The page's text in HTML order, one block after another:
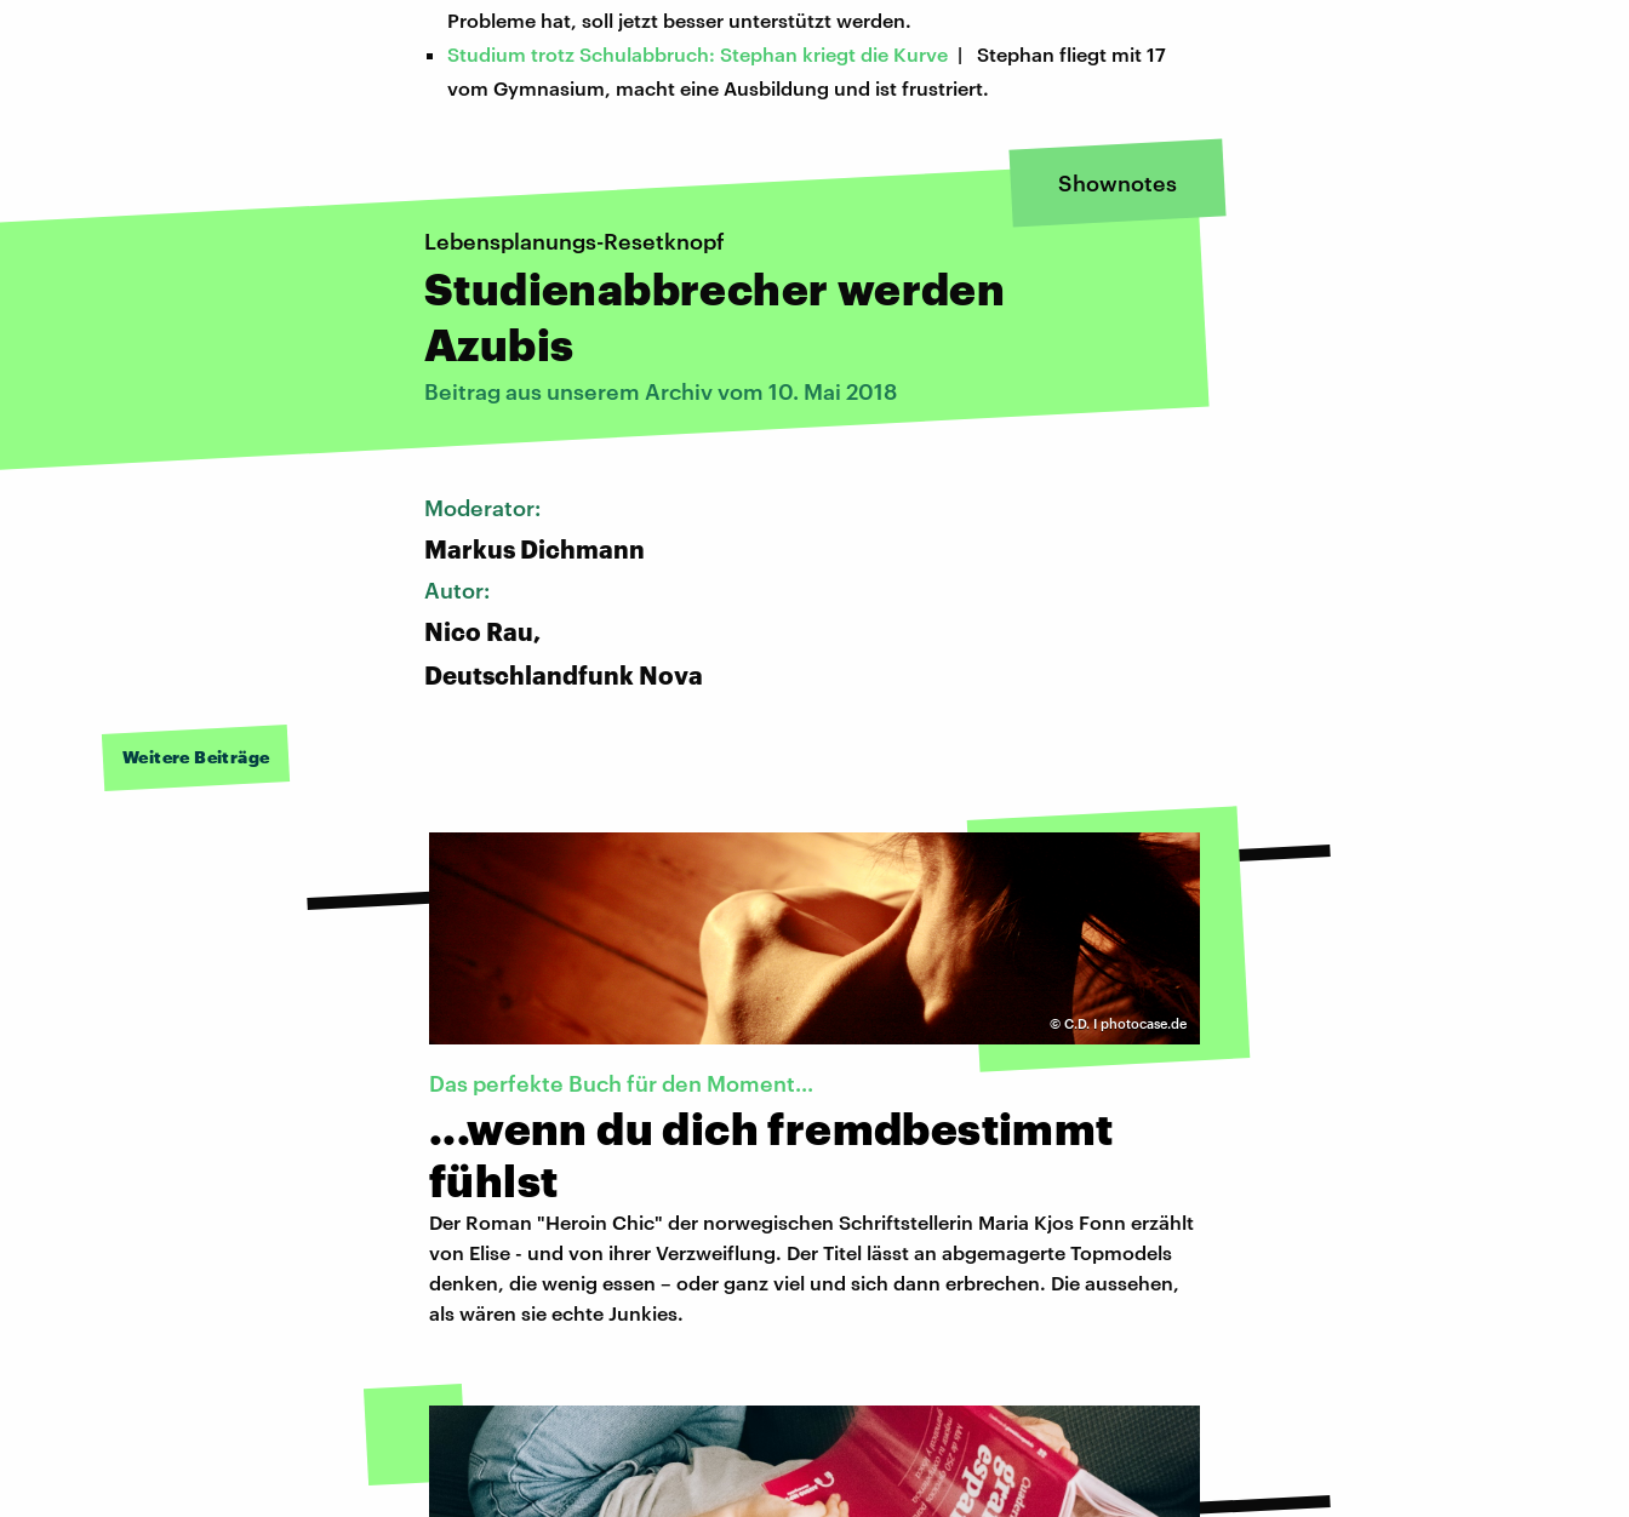
Probleme hat, soll jetzt besser unterstützt werden.
Studium trotz Schulabbruch: Stephan kriegt die Kurve | Stephan fliegt mit 17
vom Gymnasium, macht eine Ausbildung und ist frustriert.
Shownotes
Lebensplanungs-Resetknopf
Studienabbrecher werden
Azubis
Beitrag aus unserem Archiv vom 10. Mai 2018
Moderator:
Markus Dichmann
Autor:
Nico Rau,
Deutschlandfunk Nova
Weitere Beiträge
© C.D. I photocase.de
Das perfekte Buch für den Moment...
...wenn du dich fremdbestimmt
fühlst
Der Roman "Heroin Chic" der norwegischen Schriftstellerin Maria Kjos Fonn erzählt
von Elise - und von ihrer Verzweiflung. Der Titel lässt an abgemagerte Topmodels
denken, die wenig essen – oder ganz viel und sich dann erbrechen. Die aussehen,
als wären sie echte Junkies.